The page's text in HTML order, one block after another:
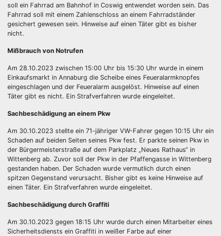
soll ein Fahrrad am Bahnhof in Coswig entwendet worden sein. Das
Fahrrad soll mit einem Zahlenschloss an einem Fahrradständer
gesichert gewesen sein. Hinweise auf einen Täter gibt es bisher
nicht.
Mißbrauch von Notrufen
Am 28.10.2023 zwischen 15:00 Uhr bis 15:30 Uhr wurde in einem
Einkaufsmarkt in Annaburg die Scheibe eines Feueralarmknopfes
eingeschlagen und der Feueralarm ausgelöst. Hinweise auf einen
Täter gibt es nicht. Ein Strafverfahren wurde eingeleitet.
Sachbeschädigung an einem Pkw
Am 30.10.2023 stellte ein 71-jähriger VW-Fahrer gegen 10:15 Uhr ein
Schaden auf beiden Seiten seines Pkw fest. Er parkte seinen Pkw in
der Bürgermeisterstraße auf dem Parkplatz „Neues Rathaus“ in
Wittenberg ab. Zuvor soll der Pkw in der Pfaffengasse in Wittenberg
gestanden haben. Der Schaden wurde vermutlich durch einen
spitzen Gegenstand verursacht. Bisher gibt es keine Hinweise auf
einen Täter. Ein Strafverfahren wurde eingeleitet.
Sachbeschädigung durch Graffiti
Am 30.10.2023 gegen 18:15 Uhr wurde durch einen Mitarbeiter eines
Sicherheitsdiensts ein Graffiti in weißer Farbe auf einer